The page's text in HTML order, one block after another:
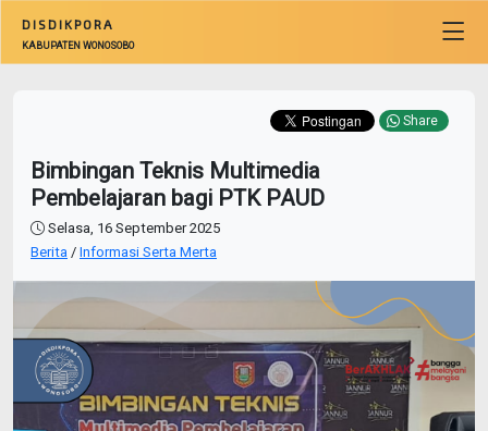
DISDIKPORA
KABUPATEN WONOSOBO
Share
Bimbingan Teknis Multimedia
Pembelajaran bagi PTK PAUD
Selasa, 16 September 2025
Berita / Informasi Serta Merta